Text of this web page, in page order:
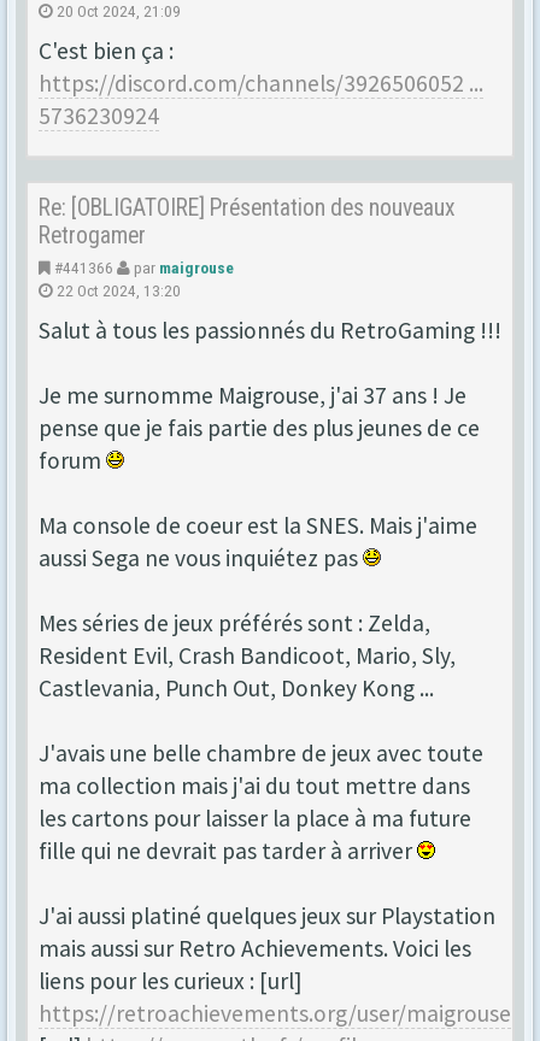
20 Oct 2024, 21:09
C'est bien ça :
https://discord.com/channels/3926506052 ...
5736230924
Re: [OBLIGATOIRE] Présentation des nouveaux
Retrogamer
#441366 par maigrouse
22 Oct 2024, 13:20
Salut à tous les passionnés du RetroGaming !!!
Je me surnomme Maigrouse, j'ai 37 ans ! Je
pense que je fais partie des plus jeunes de ce
forum
Ma console de coeur est la SNES. Mais j'aime
aussi Sega ne vous inquiétez pas
Mes séries de jeux préférés sont : Zelda,
Resident Evil, Crash Bandicoot, Mario, Sly,
Castlevania, Punch Out, Donkey Kong ...
J'avais une belle chambre de jeux avec toute
ma collection mais j'ai du tout mettre dans
les cartons pour laisser la place à ma future
fille qui ne devrait pas tarder à arriver
J'ai aussi platiné quelques jeux sur Playstation
mais aussi sur Retro Achievements. Voici les
liens pour les curieux : [url]
https://retroachievements.org/user/maigrouse